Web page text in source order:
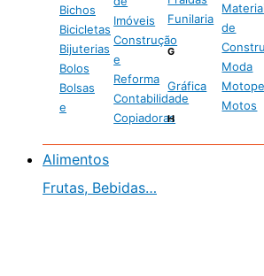
Bichos
Bicicletas
Bijuterias
Bolos
Bolsas
e
Imóveis
Construção
e
Reforma
Contabilidade
Copiadoras
Funilaria
G
Gráfica
H
de
Moda
Motos
Alimentos
Frutas, Bebidas…